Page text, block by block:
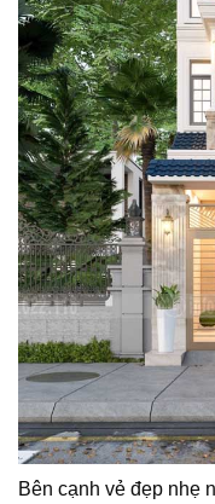
Bên cạnh vẻ đẹp nhẹ